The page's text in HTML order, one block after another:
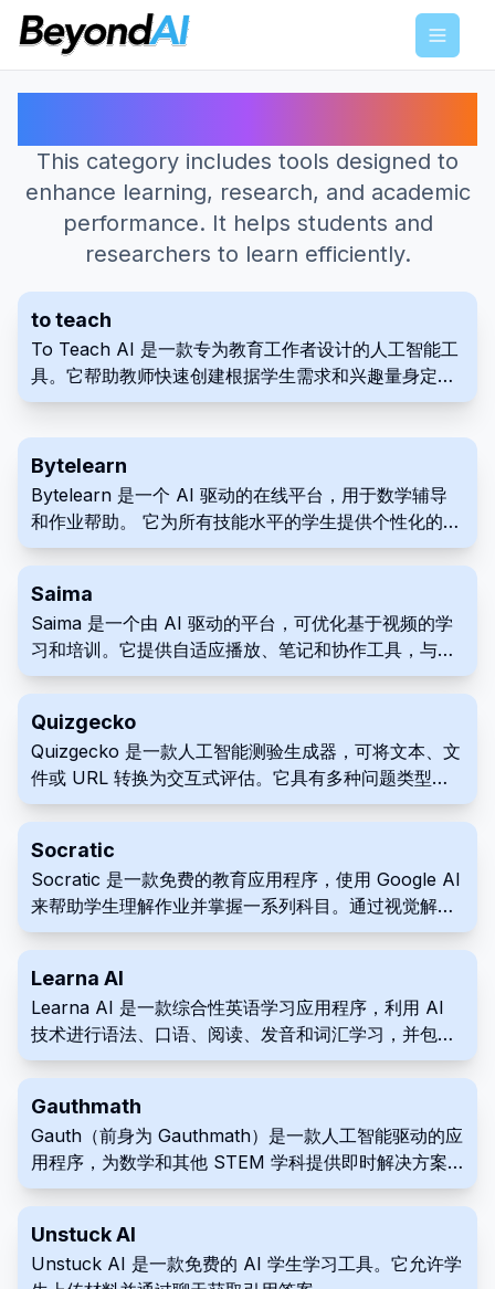
Menu
This category includes tools designed to
enhance learning, research, and academic
performance. It helps students and
researchers to learn efficiently.
to teach
To Teach AI 是一款专为教育工作者设计的人工智能工
具。它帮助教师快速创建根据学生需求和兴趣量身定制
的个性化材料、练习和课程计划。该平台简化了内容创
Bytelearn
Bytelearn 是一个 AI 驱动的在线平台，用于数学辅导
和作业帮助。 它为所有技能水平的学生提供个性化的学
习体验和逐步的问题解决帮助。 该平台还包括作业帮
Saima
Saima 是一个由 AI 驱动的平台，可优化基于视频的学
习和培训。它提供自适应播放、笔记和协作工具，与学
习管理系统 (LMS) 无缝集成。使用 Saima 改善学习，
忆力。
Quizgecko
Quizgecko 是一款人工智能测验生成器，可将文本、文
件或 URL 转换为交互式评估。它具有多种问题类型、
报告功能，并可在各种平台上共享。这款多功能工具可
Socratic
Socratic 是一款免费的教育应用程序，使用 Google AI
来帮助学生理解作业并掌握一系列科目。通过视觉解释
和个性化资源，它提供了学习关键概念的替代方法。
育材料，因此深受教师喜爱。
Learna AI
Learna AI 是一款综合性英语学习应用程序，利用 AI
技术进行语法、口语、阅读、发音和词汇学习，并包含
个性化的虚拟辅导。
Gauthmath
Gauth（前身为 Gauthmath）是一款人工智能驱动的应
用程序，为数学和其他 STEM 学科提供即时解决方案
和解释。它使用照片识别、人工智能算法和真人专家导
Unstuck AI
Unstuck AI 是一款免费的 AI 学生学习工具。它允许学